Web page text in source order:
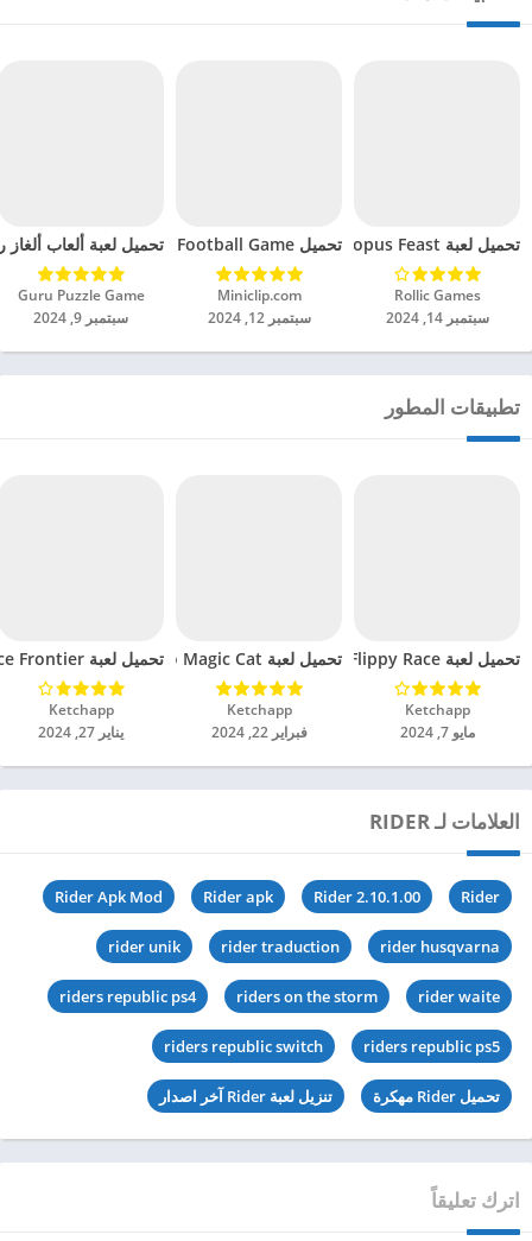
تحميل لعبة Octopus Feast مهكرة للاندرويد 2024
Rollic Games‏
سبتمبر 14, 2024
تحميل Soccer Hero PvP Football Game مهكرة للاندرويد 2024
Miniclip.com‏
سبتمبر 12, 2024
تحميل لعبة ألعاب ألغاز
Guru Puzzle Game‏
سبتمبر 9, 2024
تطبيقات المطور
تحميل لعبة Flippy Race مهكرة للاندرويد 2024
Ketchapp‏
مايو 7, 2024
تحميل لعبة Divineko Magic Cat مهكرة للاندرويد 2024
Ketchapp‏
فبراير 22, 2024
تحميل لعبة Space Frontier مهكرة للاندرويد 2024
Ketchapp‏
يناير 27, 2024
العلامات لـ RIDER
Rider
Rider 2.10.1.00
Rider apk
Rider Apk Mod
rider husqvarna
rider traduction
rider unik
rider waite
riders on the storm
riders republic ps4
riders republic ps5
riders republic switch
تحميل Rider مهكرة تنزيل لعبة Rider آخر اصدار
اترك تعليقاً